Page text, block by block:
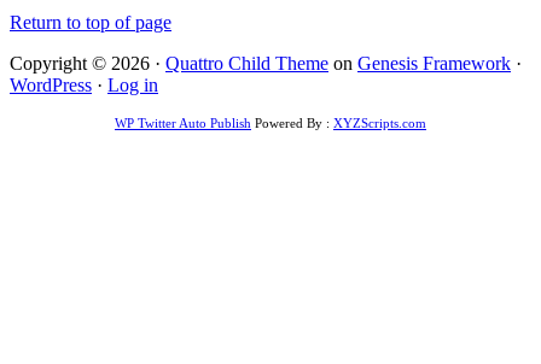
Return to top of page
Copyright © 2026 · Quattro Child Theme on Genesis Framework ·
WordPress · Log in
WP Twitter Auto Publish Powered By : XYZScripts.com